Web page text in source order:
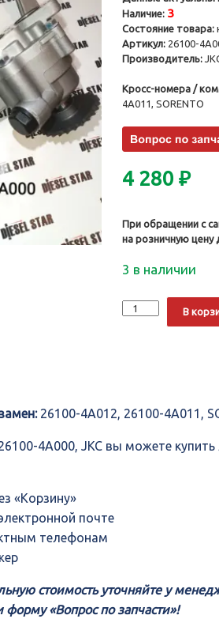
Наличие: 3
Состояние товара:
Артикул: 26100-
Производитель:
Кросс-номера /
4A011, SORENTO
4 280₽
При обращении с
на розничную цену
3 в наличии
Количество
Масляный
В
26100-4A012, 26100-4A011,
4A000, JKC вы можете
«Корзину»
почте
телефонам
стоимость уточняйте у
«Вопрос по запчасти»!